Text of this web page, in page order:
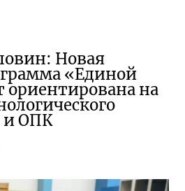
Новая
«Единой
ориентирована на
и ОПК